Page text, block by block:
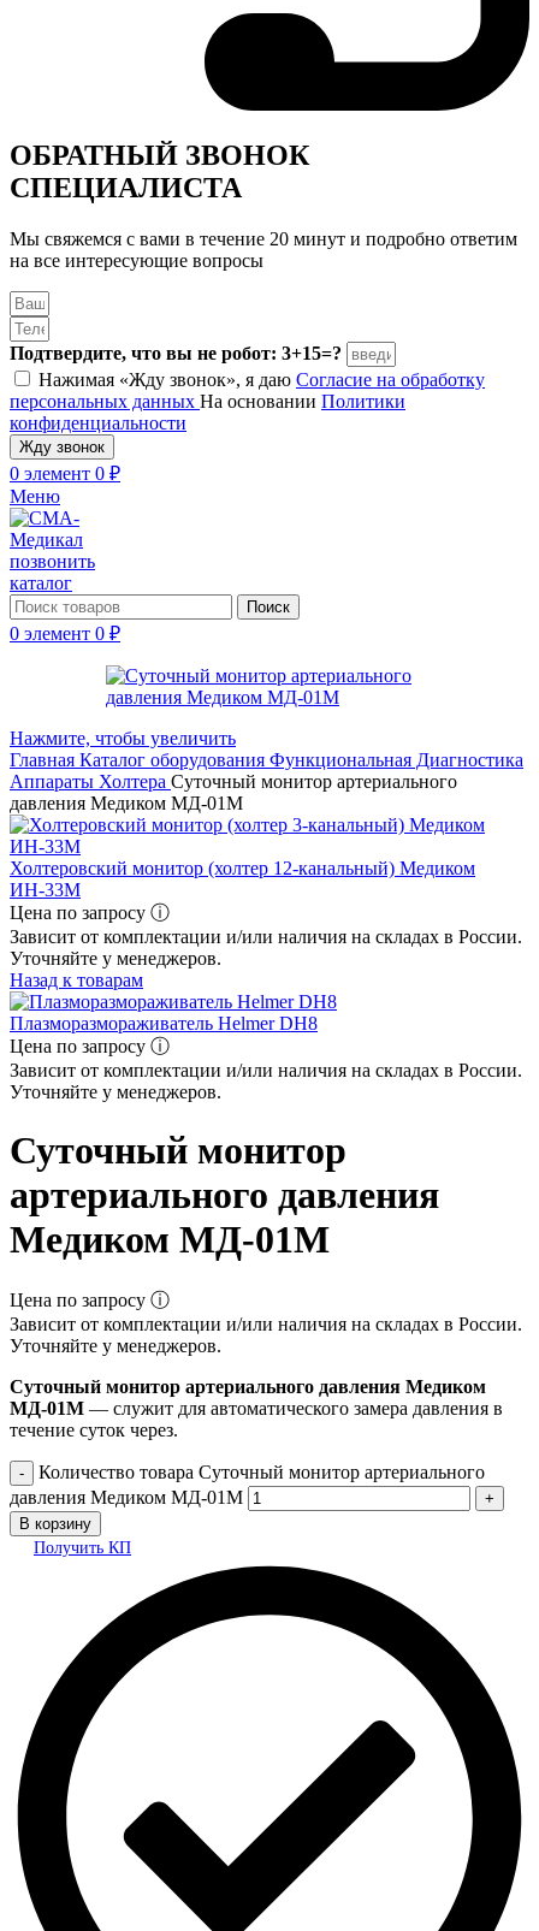
ОБРАТНЫЙ ЗВОНОК
СПЕЦИАЛИСТА
Мы свяжемся с вами в течение 20 минут и подробно ответим
на все интересующие вопросы
Подтвердите, что вы не робот: 3+15=?
Нажимая «Жду звонок», я даю Согласие на обработку
персональных данных На основании Политики
конфиденциальности
Жду звонок
0 элемент 0 ₽
Меню
позвонить
каталог
Поиск
0 элемент 0 ₽
Нажмите, чтобы увеличить
Главная Каталог оборудования Функциональная Диагностика
Аппараты Холтера Суточный монитор артериального
давления Медиком МД-01М
Холтеровский монитор (холтер 12-канальный) Медиком
ИН-33М
Цена по запросу ⓘ
Зависит от комплектации и/или наличия на складах в России.
Уточняйте у менеджеров.
Назад к товарам
Плазморазмораживатель Helmer DH8
Цена по запросу ⓘ
Зависит от комплектации и/или наличия на складах в России.
Уточняйте у менеджеров.
Суточный монитор
артериального давления
Медиком МД-01М
Цена по запросу ⓘ
Зависит от комплектации и/или наличия на складах в России.
Уточняйте у менеджеров.
Суточный монитор артериального давления Медиком
МД-01М — служит для автоматического замера давления в
течение суток через.
Количество товара Суточный монитор артериального
давления Медиком МД-01М
В корзину
Получить КП